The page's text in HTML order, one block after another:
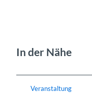
In der Nähe
Veranstaltung